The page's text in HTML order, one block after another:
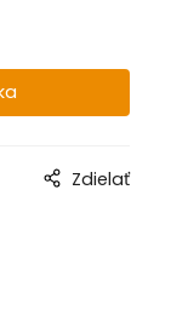
Zdielať